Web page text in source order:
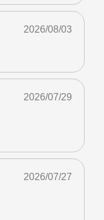
2026/08/03
2026/07/29
2026/07/27